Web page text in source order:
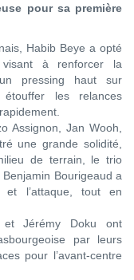
pour sa première
Habib Beye a opté
à renforcer la
pressing haut sur
les relances
Assignon, Jan Wooh,
une grande solidité,
de terrain, le trio
Bourigeaud a
l’attaque, tout en
Jérémy Doku ont
par leurs
pour l’avant-centre